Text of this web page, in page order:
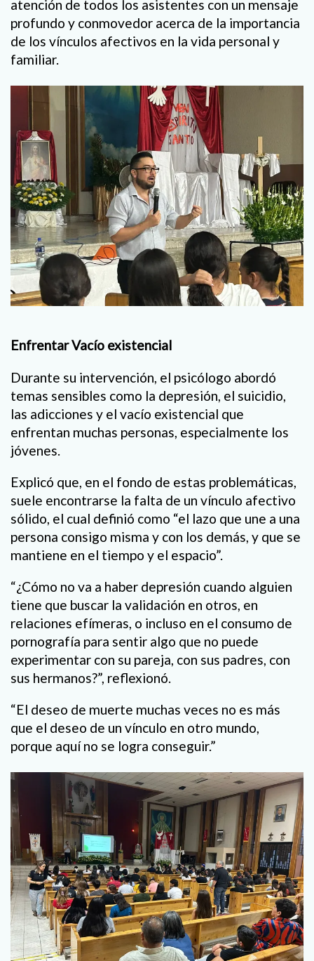
atención de todos los asistentes con un mensaje
profundo y conmovedor acerca de la importancia
de los vínculos afectivos en la vida personal y
familiar.
Enfrentar Vacío existencial
Durante su intervención, el psicólogo abordó
temas sensibles como la depresión, el suicidio,
las adicciones y el vacío existencial que
enfrentan muchas personas, especialmente los
jóvenes.
Explicó que, en el fondo de estas problemáticas,
suele encontrarse la falta de un vínculo afectivo
sólido, el cual definió como “el lazo que une a una
persona consigo misma y con los demás, y que se
mantiene en el tiempo y el espacio”.
“¿Cómo no va a haber depresión cuando alguien
tiene que buscar la validación en otros, en
relaciones efímeras, o incluso en el consumo de
pornografía para sentir algo que no puede
experimentar con su pareja, con sus padres, con
sus hermanos?”, reflexionó.
“El deseo de muerte muchas veces no es más
que el deseo de un vínculo en otro mundo,
porque aquí no se logra conseguir.”